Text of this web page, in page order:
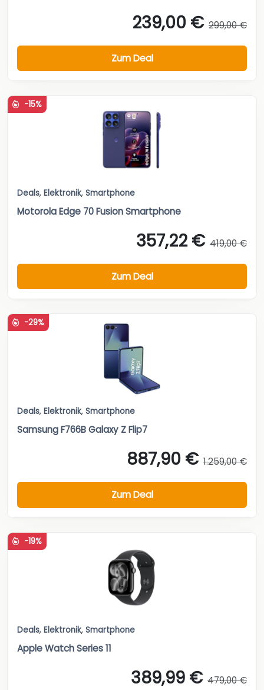
239,00 € 299,00 €
Zum Deal
-15%
Deals, Elektronik, Smartphone
Motorola Edge 70 Fusion Smartphone
357,22 € 419,00 €
Zum Deal
-29%
Deals, Elektronik, Smartphone
Samsung F766B Galaxy Z Flip7
887,90 € 1.259,00 €
Zum Deal
-19%
Deals, Elektronik, Smartphone
Apple Watch Series 11
389,99 € 479,00 €